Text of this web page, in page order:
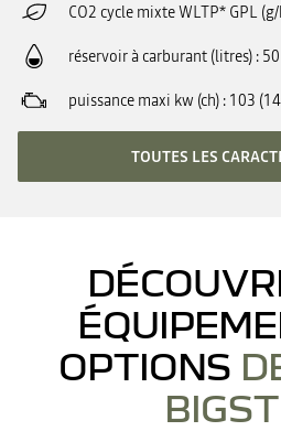
CO2 cycle mixte WLTP* GPL
réservoir à carburant (litres) 50
puissance maxi kw (ch) 103
TOUTES LES
OPTIONS